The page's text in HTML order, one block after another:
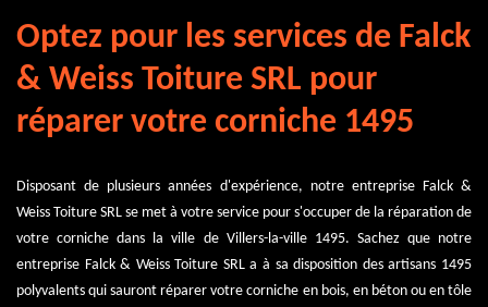
Optez pour les services de Falck
& Weiss Toiture SRL pour
réparer votre corniche 1495
Disposant de plusieurs années d'expérience, notre entreprise Falck &
Weiss Toiture SRL se met à votre service pour s'occuper de la réparation de
votre corniche dans la ville de Villers-la-ville 1495. Sachez que notre
entreprise Falck & Weiss Toiture SRL a à sa disposition des artisans 1495
polyvalents qui sauront réparer votre corniche en bois, en béton ou en tôle